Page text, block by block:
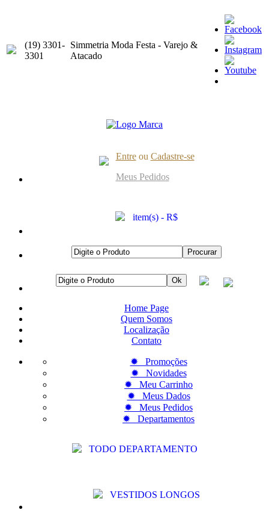
(19) 3301-
3301
Simmetria Moda Festa - Varejo &
Atacado
Entre ou Cadastre-se
Meus Pedidos
item(s) - R$
Home Page
Quem Somos
Localização
Contato
✹ Promoções
✹ Novidades
✹ Meu Carrinho
✹ Meus Dados
✹ Meus Pedidos
✹ Departamentos
TODO DEPARTAMENTO
VESTIDOS LONGOS